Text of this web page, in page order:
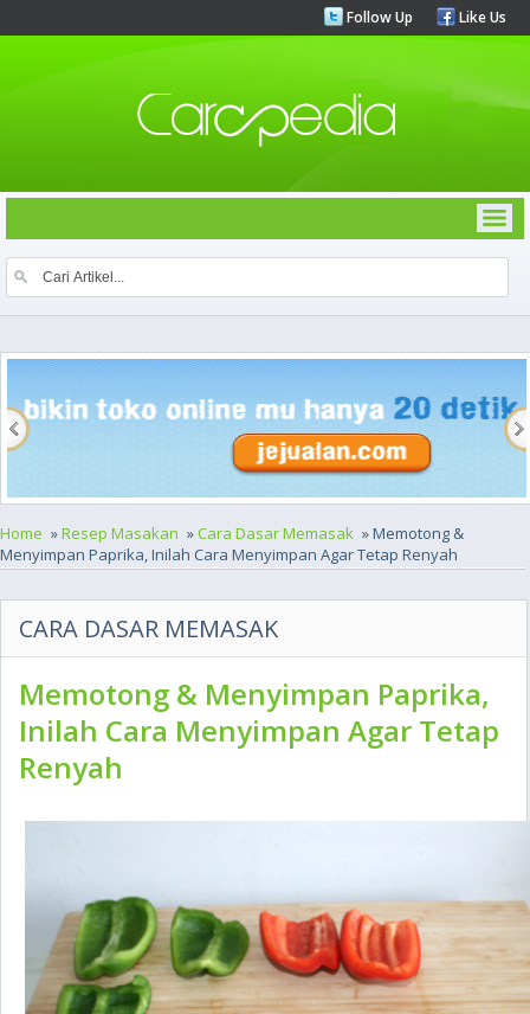
Follow Up Like Us
Home »Resep Masakan »Cara Dasar Memasak » Memotong &
Menyimpan Paprika, Inilah Cara Menyimpan Agar Tetap Renyah
CARA DASAR MEMASAK
Memotong & Menyimpan Paprika,
Inilah Cara Menyimpan Agar Tetap
Renyah